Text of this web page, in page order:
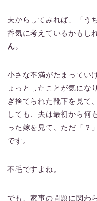
夫からしてみれば、「う
呑気に考えているかもし
ん。
小さな不満がたまってい
ょっとしたことが気にな
ぎ捨てられた靴下を見て
しても、夫は最初から何
った嫁を見て、ただ「？
です。
不毛ですよね。
でも、家事の問題に関わ